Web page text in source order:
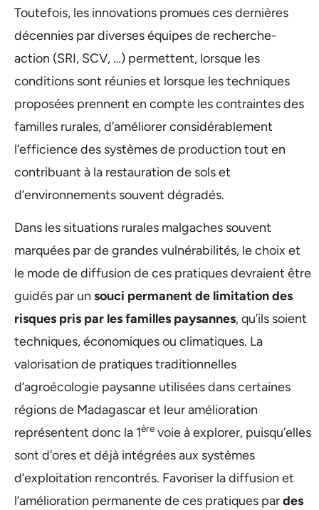
Toutefois, les innovations promues ces dernières
décennies par diverses équipes de recherche-
action (SRI, SCV, …) permettent, lorsque les
conditions sont réunies et lorsque les techniques
proposées prennent en compte les contraintes des
familles rurales, d’améliorer considérablement
l’efficience des systèmes de production tout en
contribuant à la restauration de sols et
d’environnements souvent dégradés.
Dans les situations rurales malgaches souvent
marquées par de grandes vulnérabilités, le choix et
le mode de diffusion de ces pratiques devraient être
guidés par un souci permanent de limitation des
risques pris par les familles paysannes, qu’ils soient
techniques, économiques ou climatiques. La
valorisation de pratiques traditionnelles
d’agroécologie paysanne utilisées dans certaines
régions de Madagascar et leur amélioration
représentent donc la 1ère voie à explorer, puisqu’elles
sont d’ores et déjà intégrées aux systèmes
d’exploitation rencontrés. Favoriser la diffusion et
l’amélioration permanente de ces pratiques pardes